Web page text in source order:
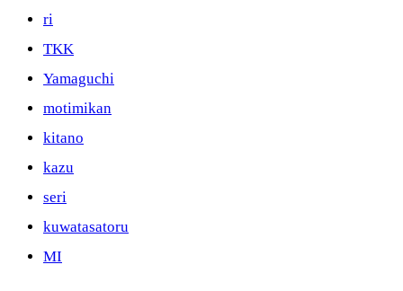
ri
TKK
Yamaguchi
motimikan
kitano
kazu
seri
kuwatasatoru
MI